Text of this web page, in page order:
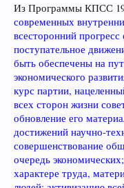
Из Программы КПСС
современных
всесторонний прогресс
поступательное
быть обеспечены на
экономического
курс партии,
всех сторон жизни
обновление его
достижений научно-
совершенствование
очередь
характере труда,